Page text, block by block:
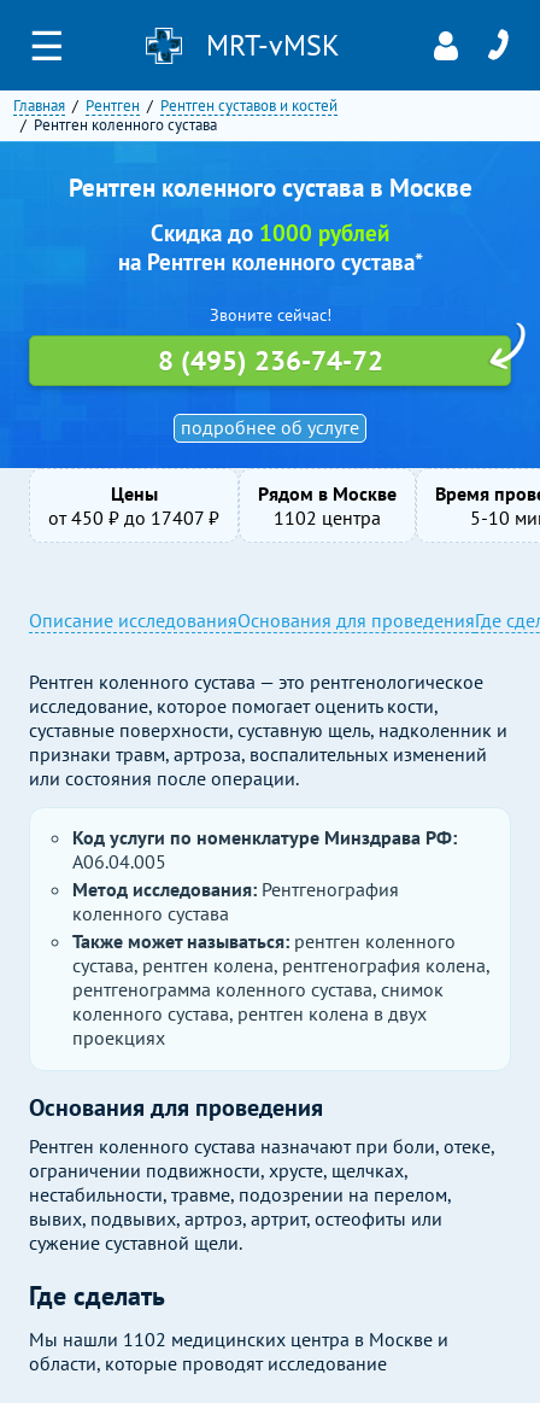
☰ MRT-vMSK
Главная Рентген
Рентген суставов и костей
Рентген коленного сустава
Рентген коленного сустава в Москве
подробнее об услуге
Скидка до 1000 рублей
на Рентген коленного сустава*
Звоните сейчас!
8 (495) 236-74-72
Цены
от450 ₽ до 17407 ₽
Рядом в Москве
1102 центра
Время
5-10
Где сделать
Мы нашли 1102 медицинских центра в Москве и
области, которые проводят исследование
Описание исследованияОснования для проведенияГде
Рентген коленного сустава — это рентгенологическое
исследование, которое помогает оценить кости,
суставные поверхности, суставную щель, надколенник и
признаки травм, артроза, воспалительных изменений
или состояния после операции.
Код услуги по номенклатуре Минздрава РФ:
A06.04.005
Метод исследования: Рентгенография
коленного сустава
Также может называться: рентген коленного
сустава, рентген колена, рентгенография колена,
рентгенограмма коленного сустава, снимок
коленного сустава, рентген колена в двух
проекциях
Основания для проведения
Рентген коленного сустава назначают при боли, отеке,
ограничении подвижности, хрусте, щелчках,
нестабильности, травме, подозрении на перелом,
вывих, подвывих, артроз, артрит, остеофиты или
сужение суставной щели.